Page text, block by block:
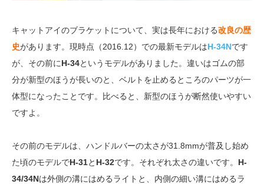
キャットアイのブラケットについて、実は長年における改良の歴
史があります。現時点（2016.12）での最新モデルはH-34Nです
が、その前にH-34というモデルがありました。違いはゴムの部
分が新型のほうが長いのと、ベルトを止めるところのパーツが一
体型になったことです。比べると、新型のほうが断然使いやすい
ですよ。
その前のモデルは、ハンドルバーの太さが31.8mmが普及し始め
た頃のモデルでH-31と H-32です。それぞれ太さの違いです。 H-
34/34Nは外側の溝にはめるライトと、内側の細い溝にはめるラ